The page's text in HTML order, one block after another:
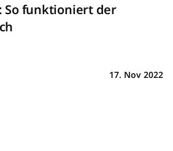
So funktioniert der
17. Nov 2022